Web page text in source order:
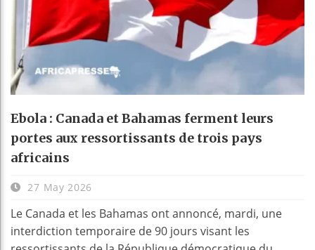
Ebola : Canada et Bahamas ferment leurs
portes aux ressortissants de trois pays
africains
27 May 2026
Le Canada et les Bahamas ont annoncé, mardi, une
interdiction temporaire de 90 jours visant les